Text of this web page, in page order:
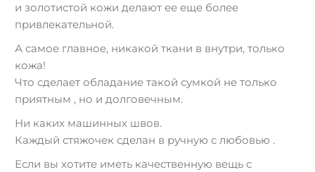
и золотистой кожи делают ее еще более
привлекательной.
А самое главное, никакой ткани в внутри, только
кожа!
Что сделает обладание такой сумкой не только
приятным , но и долговечным.
Ни каких машинных швов.
Каждый стяжочек сделан в ручную с любовью .
Если вы хотите иметь качественную вещь с